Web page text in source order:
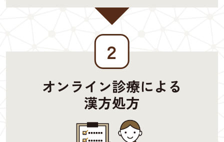
２
オンライン診療による
漢方処方